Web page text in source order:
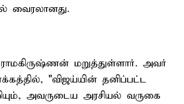
வைரலானது.
மறுத்துள்ளார். அவர்
"விஜய்யின் தனிப்பட்ட
அவருடைய அரசியல் வருகை